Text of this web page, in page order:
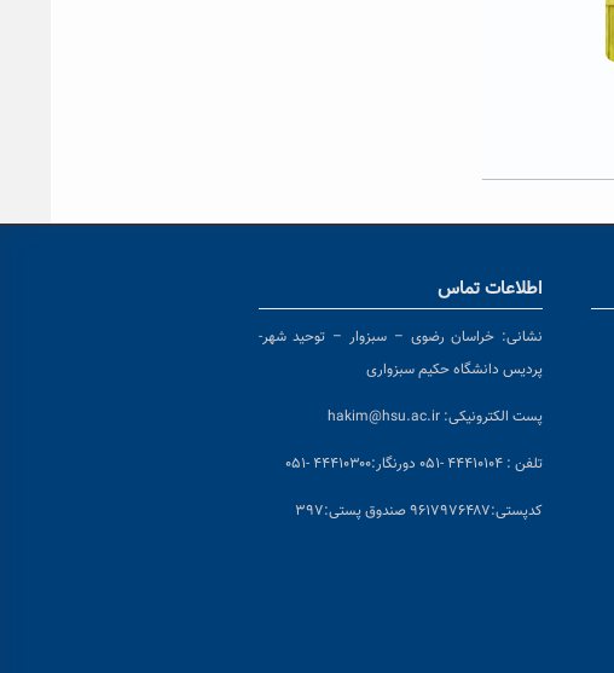
اطلاعات تماس
نشانی: خراسان رضوی – سبزوار – توحید شهر-
پردیس دانشگاه حکیم سبزواری
پست الکترونیکی: hakim@hsu.ac.ir
تلفن : ۴۴۴۱۰۱۰۴ -۰۵۱ دورنگار:۴۴۴۱۰۳۰۰ -۰۵۱
کدپستی:۹۶۱۷۹۷۶۴۸۷ صندوق پستی:۳۹۷